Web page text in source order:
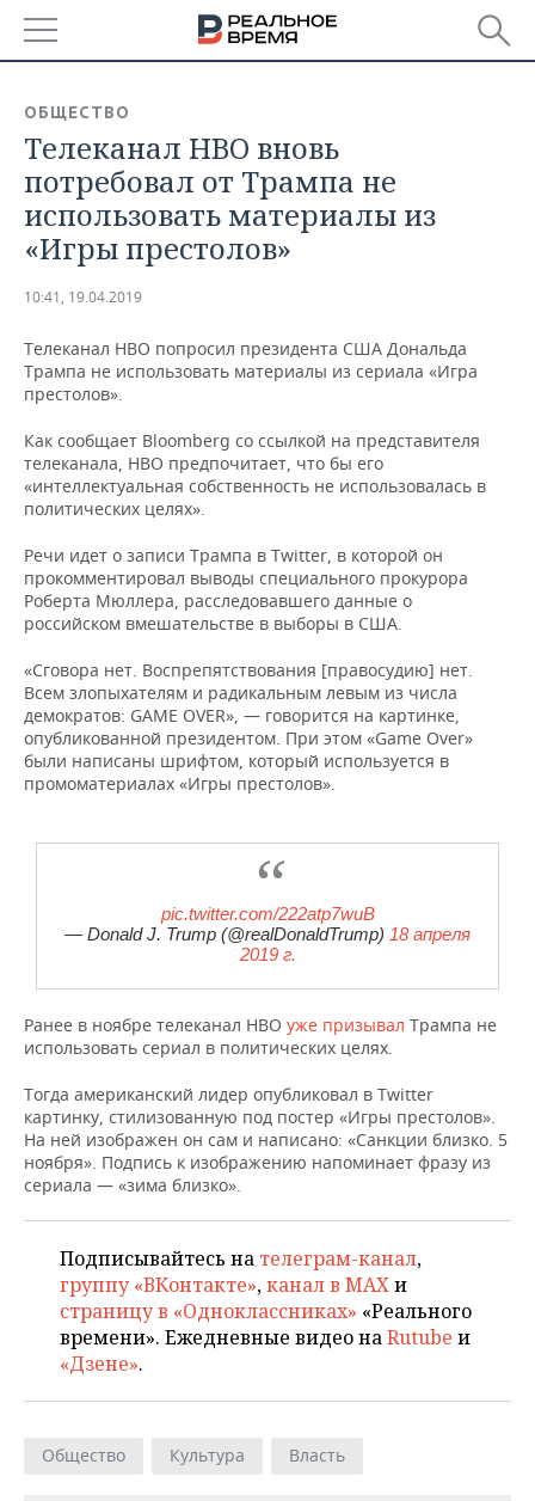
БАШКОРТОСТАН
ТАТАРСТАН
УДМУРТИЯ
НОВОСТИ
АНАЛИТИКА
НОВОСТИ АНАЛИТИКИ
ДЕКЛАРАЦИИ О ДОХОДАХ
КОРОЛИ ГОСЗАКАЗА ПФО
КОМУ ПРИНАДЛЕЖАТ
ТОРГОВЫЕ ЦЕНТРЫ
ТАТАРСТАНА
ЭКОНОМИКА
НОВОСТИ ЭКОНОМИКИ
ФИНАНСЫ
БЮДЖЕТ
ИНВЕСТИЦИИ
ПРОМЫШЛЕННОСТЬ
НОВОСТИ
ПРОМЫШЛЕННОСТИ
АГРОПРОМ
МАШИНОСТРОЕНИЕ
НЕФТЬ
ЭНЕРГЕТИКА
НЕДВИЖИМОСТЬ
НОВОСТИ АВТО
БИЗНЕС
НОВОСТИ БИЗНЕСА
РОЗНИЧНАЯ ТОРГОВЛЯ
ТРАНСПОРТ
УСЛУГИ
НОВОСТИ ТЕХНОЛОГИЙ
IT
МЕДИА
ТЕЛЕКОММУНИКАЦИИ
МЕРОПРИЯТИЯ
НОВОСТИ МЕРОПРИЯТИЙ
ВЫЕЗДНАЯ РЕДАКЦИЯ
БИЗНЕС-БРАНЧИ
ONLINE-КОНФЕРЕНЦИИ
СПОРТ
НОВОСТИ СПОРТА
ФУТБОЛ
ХОККЕЙ
ФИГУРНОЕ КАТАНИЕ
ХОККЕЙ С МЯЧОМ
ОБЩЕСТВО
НОВОСТИ ОБЩЕСТВА
ВЛАСТЬ
МЕДИЦИНА
ПРОИСШЕСТВИЯ
ФОТОГАЛЕРЕЯ
СЮЖЕТЫ
СПИСОК ПЕРСОН
ПОЛНАЯ ВЕРСИЯ
ОБЩЕСТВО
Телеканал HBO вновь
потребовал от Трампа не
использовать материалы из
«Игры престолов»
10:41, 19.04.2019
Телеканал HBO попросил президента США Дональда
Трампа не использовать материалы из сериала «Игра
престолов».
Как сообщает Bloomberg со ссылкой на представителя
телеканала, HBO предпочитает, что бы его
«интеллектуальная собственность не использовалась в
политических целях».
Речи идет о записи Трампа в Twitter, в которой он
прокомментировал выводы специального прокурора
Роберта Мюллера, расследовавшего данные о
российском вмешательстве в выборы в США.
«Сговора нет. Воспрепятствования [правосудию] нет.
Всем злопыхателям и радикальным левым из числа
демократов: GAME OVER», — говорится на картинке,
опубликованной президентом. При этом «Game Over»
были написаны шрифтом, который используется в
промоматериалах «Игры престолов».
pic.twitter.com/222atp7wuB
— Donald J. Trump (@realDonaldTrump) 18 апреля
2019 г.
Ранее в ноябре телеканал HBO уже призывал Трампа не
использовать сериал в политических целях.
Тогда американский лидер опубликовал в Twitter
картинку, стилизованную под постер «Игры престолов».
На ней изображен он сам и написано: «Санкции близко. 5
ноября». Подпись к изображению напоминает фразу из
сериала — «зима близко».
Подписывайтесь на телеграм-канал,
группу «ВКонтакте»,канал в MAXи
страницу в «Одноклассниках» «Реального
времени». Ежедневные видео наRutube и
«Дзене».
Общество Культура Власть